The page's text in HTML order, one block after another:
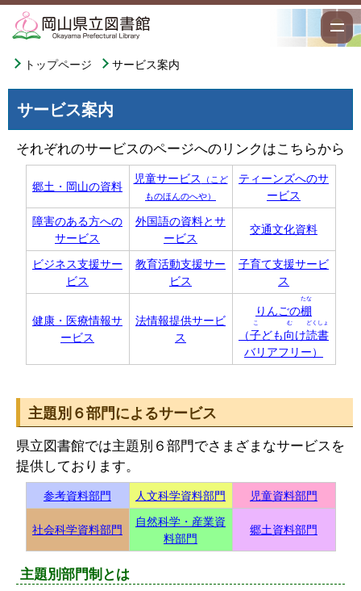
トップページ サービス案内
サービス案内
それぞれのサービスのページへのリンクはこちらから
郷土・岡山の資料 児童サービス （こど
ものほんのへや）
ティーンズへのサ
ービス
障害のある方への
サービス
外国語の資料とサ
ービス
交通文化資料
ビジネス支援サー
ビス
教育活動支援サー
ビス
子育て支援サービ
ス
健康・医療情報サ
ービス
法情報提供サービ
ス
りんごの棚
たな
（子
こ
ども向
む
け読書
どくしょ
バリアフリー）
主題別６部門によるサービス
県立図書館では主題別６部門でさまざまなサービスを
提供しております。
参考資料部門 人文科学資料部門 児童資料部門
社会科学資料部門
自然科学・産業資
料部門
郷土資料部門
主題別部門制とは